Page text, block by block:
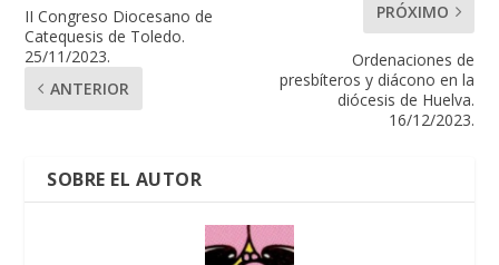
II Congreso Diocesano de
Catequesis de Toledo.
25/11/2023.
ANTERIOR
PRÓXIMO
Ordenaciones de
presbíteros y diácono en la
diócesis de Huelva.
16/12/2023.
SOBRE EL AUTOR